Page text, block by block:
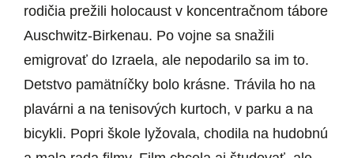
rodičia prežili holocaust v koncentračnom tábore
Auschwitz-Birkenau. Po vojne sa snažili
emigrovať do Izraela, ale nepodarilo sa im to.
Detstvo pamätníčky bolo krásne. Trávila ho na
plavárni a na tenisových kurtoch, v parku a na
bicykli. Popri škole lyžovala, chodila na hudobnú